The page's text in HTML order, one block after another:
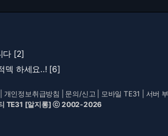
다 [2]
덱 하세요..! [6]
개인정보취급방침 문의/신고 모바일 TE31
| 서버
TE31 [알지롱] ⓒ 2002-2026